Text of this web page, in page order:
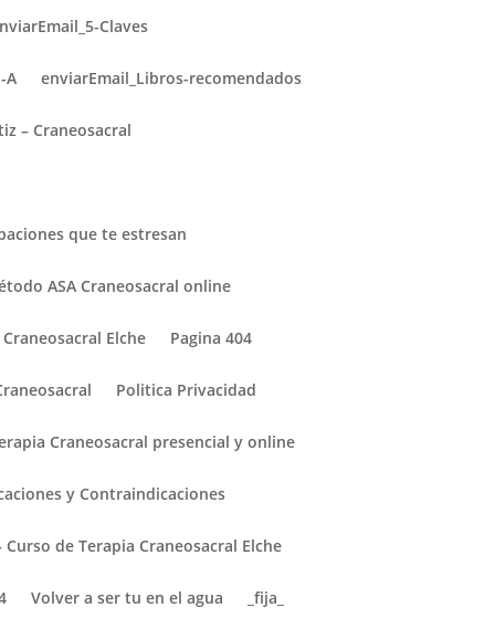
Claves
A enviarEmail_Libros-recomendados
– Craneosacral
que te estresan
ASA Craneosacral online
Elche Pagina 404
Politica Privacidad
Craneosacral presencial y online
y Contraindicaciones
Curso de Terapia Craneosacral Elche
Volver a ser tu en el agua _fija_
El